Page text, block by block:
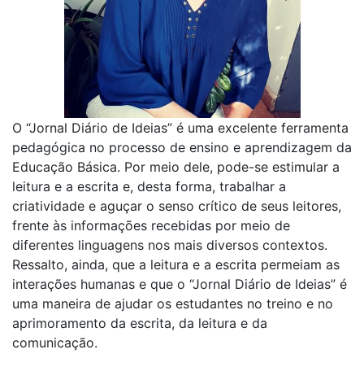
O “Jornal Diário de Ideias” é uma excelente ferramenta
pedagógica no processo de ensino e aprendizagem da
Educação Básica. Por meio dele, pode-se estimular a
leitura e a escrita e, desta forma, trabalhar a
criatividade e aguçar o senso crítico de seus leitores,
frente às informações recebidas por meio de
diferentes linguagens nos mais diversos contextos.
Ressalto, ainda, que a leitura e a escrita permeiam as
interações humanas e que o “Jornal Diário de Ideias” é
uma maneira de ajudar os estudantes no treino e no
aprimoramento da escrita, da leitura e da
comunicação.